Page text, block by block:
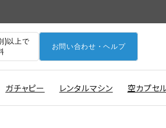
)以上で
お問い合わせ・ヘルプ
ガチャピー レンタルマシン 空カプセ